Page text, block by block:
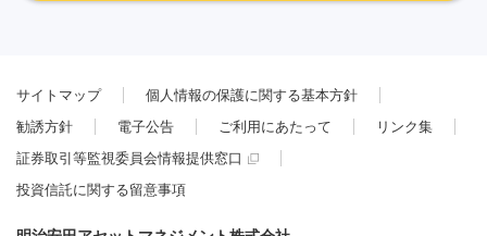
サイトマップ
個人情報の保護に関する基本方針
勧誘方針
電子公告 ご利用にあたって
リンク集
証券取引等監視委員会情報提供窓口
投資信託に関する留意事項